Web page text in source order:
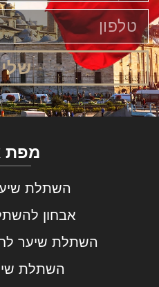
מפת
השתלת
אבחון
השתלת שיער
השתלת